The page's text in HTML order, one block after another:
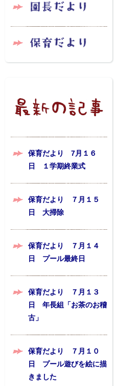
保育だより 7月１６
日 １学期終業式
保育だより ７月１５
日 大掃除
保育だより ７月１４
日 プール最終日
保育だより ７月１３
日 年長組「お茶のお稽
古」
保育だより ７月１０
日 プール遊びを絵に描
きました